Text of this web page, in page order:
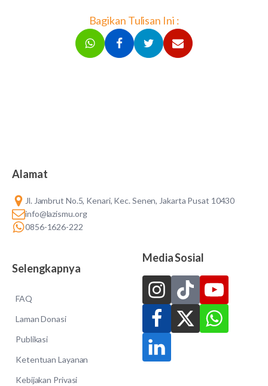
Bagikan Tulisan Ini :
Alamat
Jl. Jambrut No.5, Kenari, Kec. Senen, Jakarta Pusat 10430
info@lazismu.org
0856-1626-222
Selengkapnya
FAQ
Laman Donasi
Publikasi
Ketentuan Layanan
Kebijakan Privasi
Media Sosial